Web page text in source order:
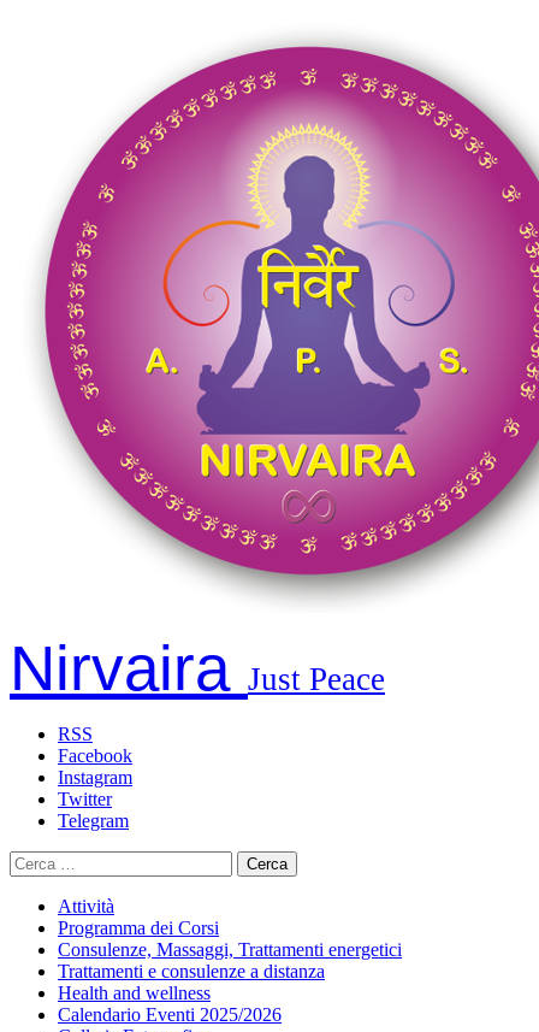
Nirvaira Just Peace
RSS
Facebook
Instagram
Twitter
Telegram
Ricerca
per:
Attività
Programma dei Corsi
Consulenze, Massaggi, Trattamenti energetici
Trattamenti e consulenze a distanza
Health and wellness
Calendario Eventi 2025/2026